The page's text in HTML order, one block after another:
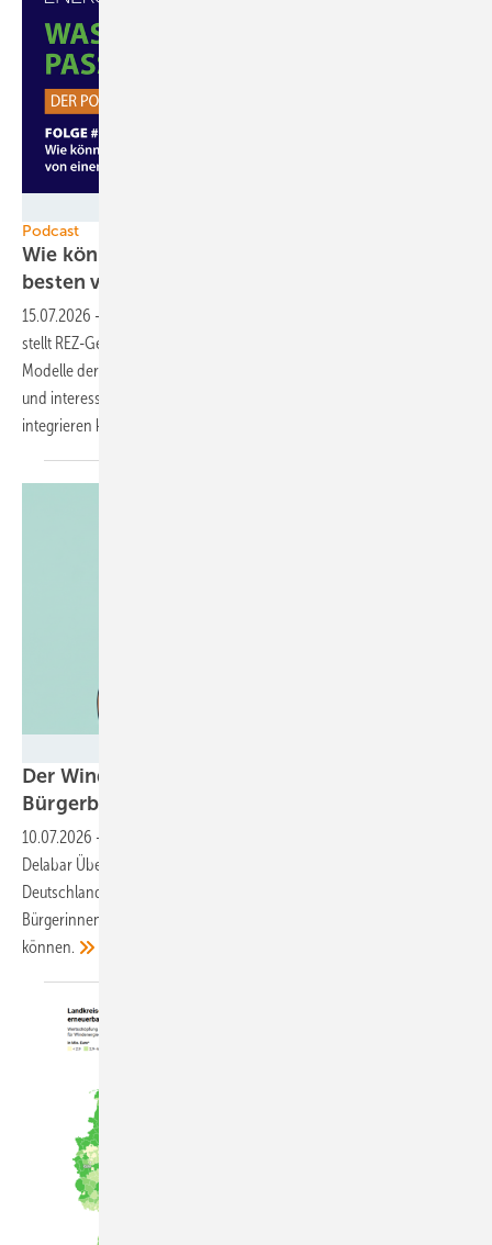
Podcast
Wie können Bürgerinnen und Bürger am
besten von einem Windpark
15.07.2026 -
stellt REZ-Geschäftsführer Walter Delabar Möglichkeiten vor, welche
Modelle der Beteiligung es gibt und wie Planer am besten Anwohner
und interessierte Bürgerinnen und Bürger an Windparkerlösen
integrieren können.
Der Windpark und das liebe Geld –
Bürgerbeteiligungen mal
10.07.2026 -
Delabar Überlegungen zur Entwicklung der Erneuerbaren in
Deutschland an – und zu der Frage, wie Planer am besten
Bürgerinnen und Bürger an den Profiten von Windparks beteiligen
können.